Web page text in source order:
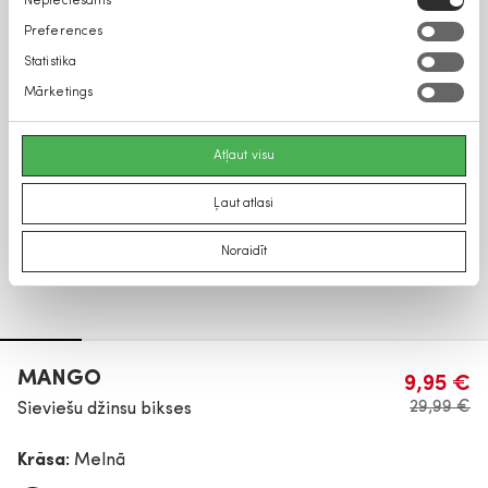
izvēle
Preferences
Statistika
Mārketings
Atļaut visu
Ļaut atlasi
Noraidīt
MANGO
Sieviešu džinsu bikses
9,95 €
29,99 €
Krāsa: Melnā